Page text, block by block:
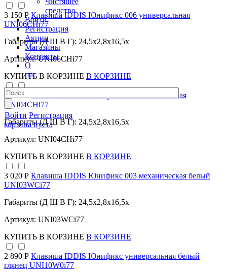
средство
Войти
Регистрация
Акции
Магазины
Контакты
О
нас
Войти Регистрация
корзина пуста
3 150 РКлавиша IDDIS Юнификс 006 универсальная
UNI06CHi77
Габариты (Д Ш В Г): 24,5x2,8x16,5x
Артикул: UNI06CHi77
КУПИТЬ В КОРЗИНЕ В КОРЗИНЕ
2 706 Р
Клавиша IDDIS Юнификс 004 механическая
UNI04CHi77
Габариты (Д Ш В Г): 24,5x2,8x16,5x
Артикул: UNI04CHi77
КУПИТЬ В КОРЗИНЕ В КОРЗИНЕ
3 020 Р Клавиша IDDIS Юнификс 003 механическая белый
UNI03WCi77
Габариты (Д Ш В Г): 24,5x2,8x16,5x
Артикул: UNI03WCi77
КУПИТЬ В КОРЗИНЕ В КОРЗИНЕ
2 890 Р Клавиша IDDIS Юнификс универсальная белый
глянец UNI10W0i77